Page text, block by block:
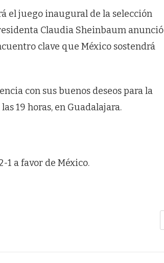
el juego inaugural de la selección
Claudia Sheinbaum anunció
clave que México sostendrá
con sus buenos deseos para la
19 horas, en Guadalajara.
a favor de México.